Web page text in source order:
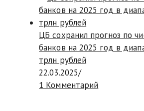
ЦБ сохранил прогноз по
банков на 2025 год в
трлн рублей
22.03.2025/
1 Комментарий